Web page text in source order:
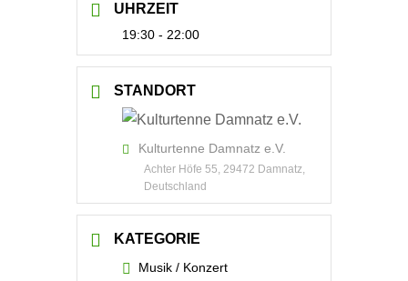
UHRZEIT
19:30 - 22:00
STANDORT
Kulturtenne Damnatz e.V.
Achter Höfe 55, 29472 Damnatz,
Deutschland
KATEGORIE
Musik / Konzert